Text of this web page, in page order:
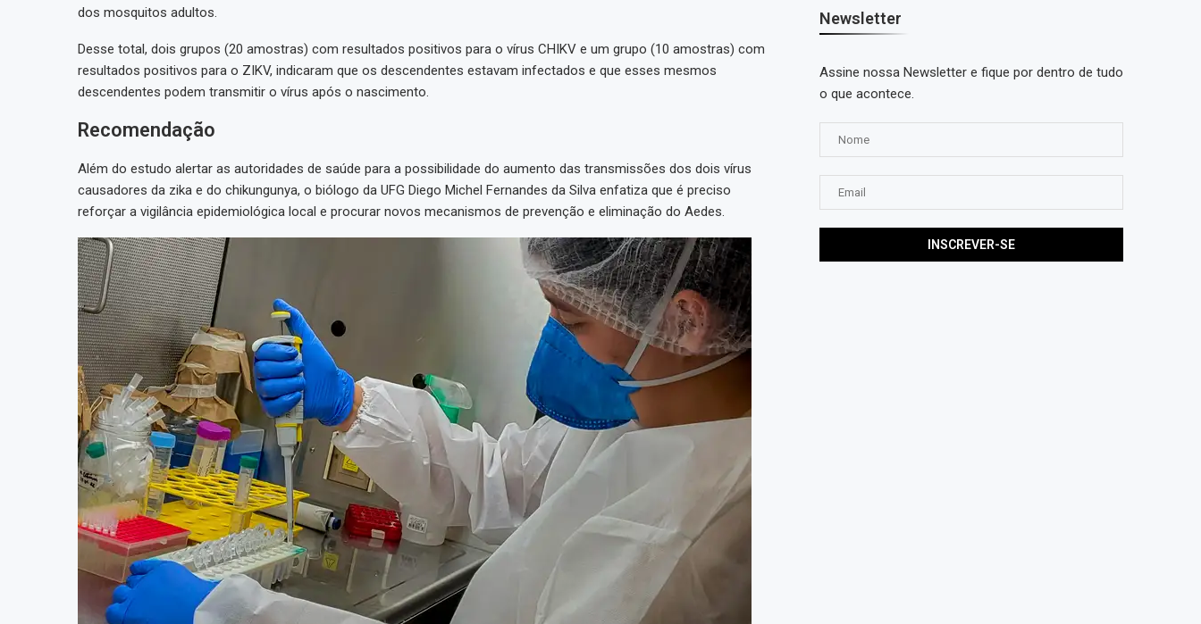
dos mosquitos adultos.
Desse total, dois grupos (20 amostras) com resultados positivos para o vírus CHIKV e um grupo (10 amostras) com
resultados positivos para o ZIKV, indicaram que os descendentes estavam infectados e que esses mesmos
descendentes podem transmitir o vírus após o nascimento.
Recomendação
Além do estudo alertar as autoridades de saúde para a possibilidade do aumento das transmissões dos dois vírus
causadores da zika e do chikungunya, o biólogo da UFG Diego Michel Fernandes da Silva enfatiza que é preciso
reforçar a vigilância epidemiológica local e procurar novos mecanismos de prevenção e eliminação do Aedes.
Newsletter
Assine nossa Newsletter e fique por dentro de tudo
o que acontece.